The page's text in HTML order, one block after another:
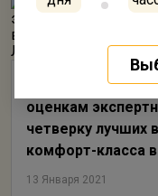
Голландский
оценкам
четверку лучших
комфорт-класса
13 Января 2021